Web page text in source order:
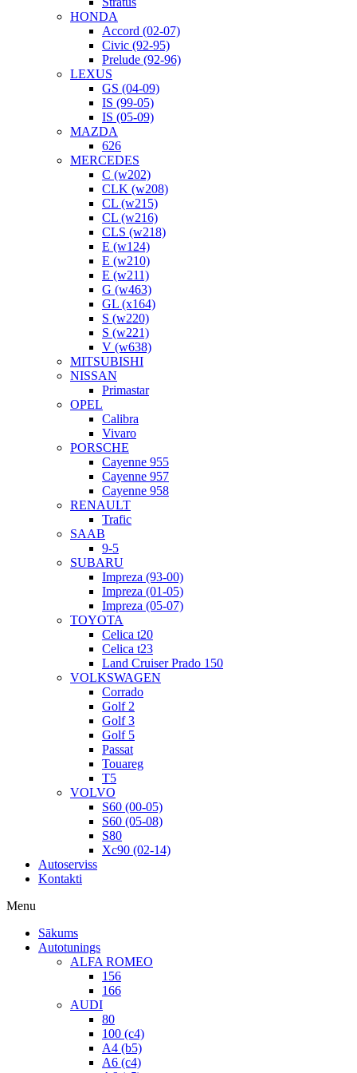
HONDA
Accord (02-07)
Civic (92-95)
Prelude (92-96)
LEXUS
GS (04-09)
IS (99-05)
IS (05-09)
MAZDA
626
MERCEDES
C (w202)
CLK (w208)
CL (w215)
CL (w216)
CLS (w218)
E (w124)
E (w210)
E (w211)
G (w463)
GL (x164)
S (w220)
S (w221)
V (w638)
MITSUBISHI
NISSAN
Primastar
OPEL
Calibra
Vivaro
PORSCHE
Cayenne 955
Cayenne 957
Cayenne 958
RENAULT
Trafic
SAAB
9-5
SUBARU
Impreza (93-00)
Impreza (01-05)
Impreza (05-07)
TOYOTA
Celica t20
Celica t23
Land Cruiser Prado 150
VOLKSWAGEN
Corrado
Golf 2
Golf 3
Golf 5
Passat
Touareg
T5
VOLVO
S60 (00-05)
S60 (05-08)
S80
Xc90 (02-14)
Autoserviss
Kontakti
Menu
Sākums
Autotunings
ALFA ROMEO
156
166
AUDI
80
100 (c4)
A4 (b5)
A6 (c4)